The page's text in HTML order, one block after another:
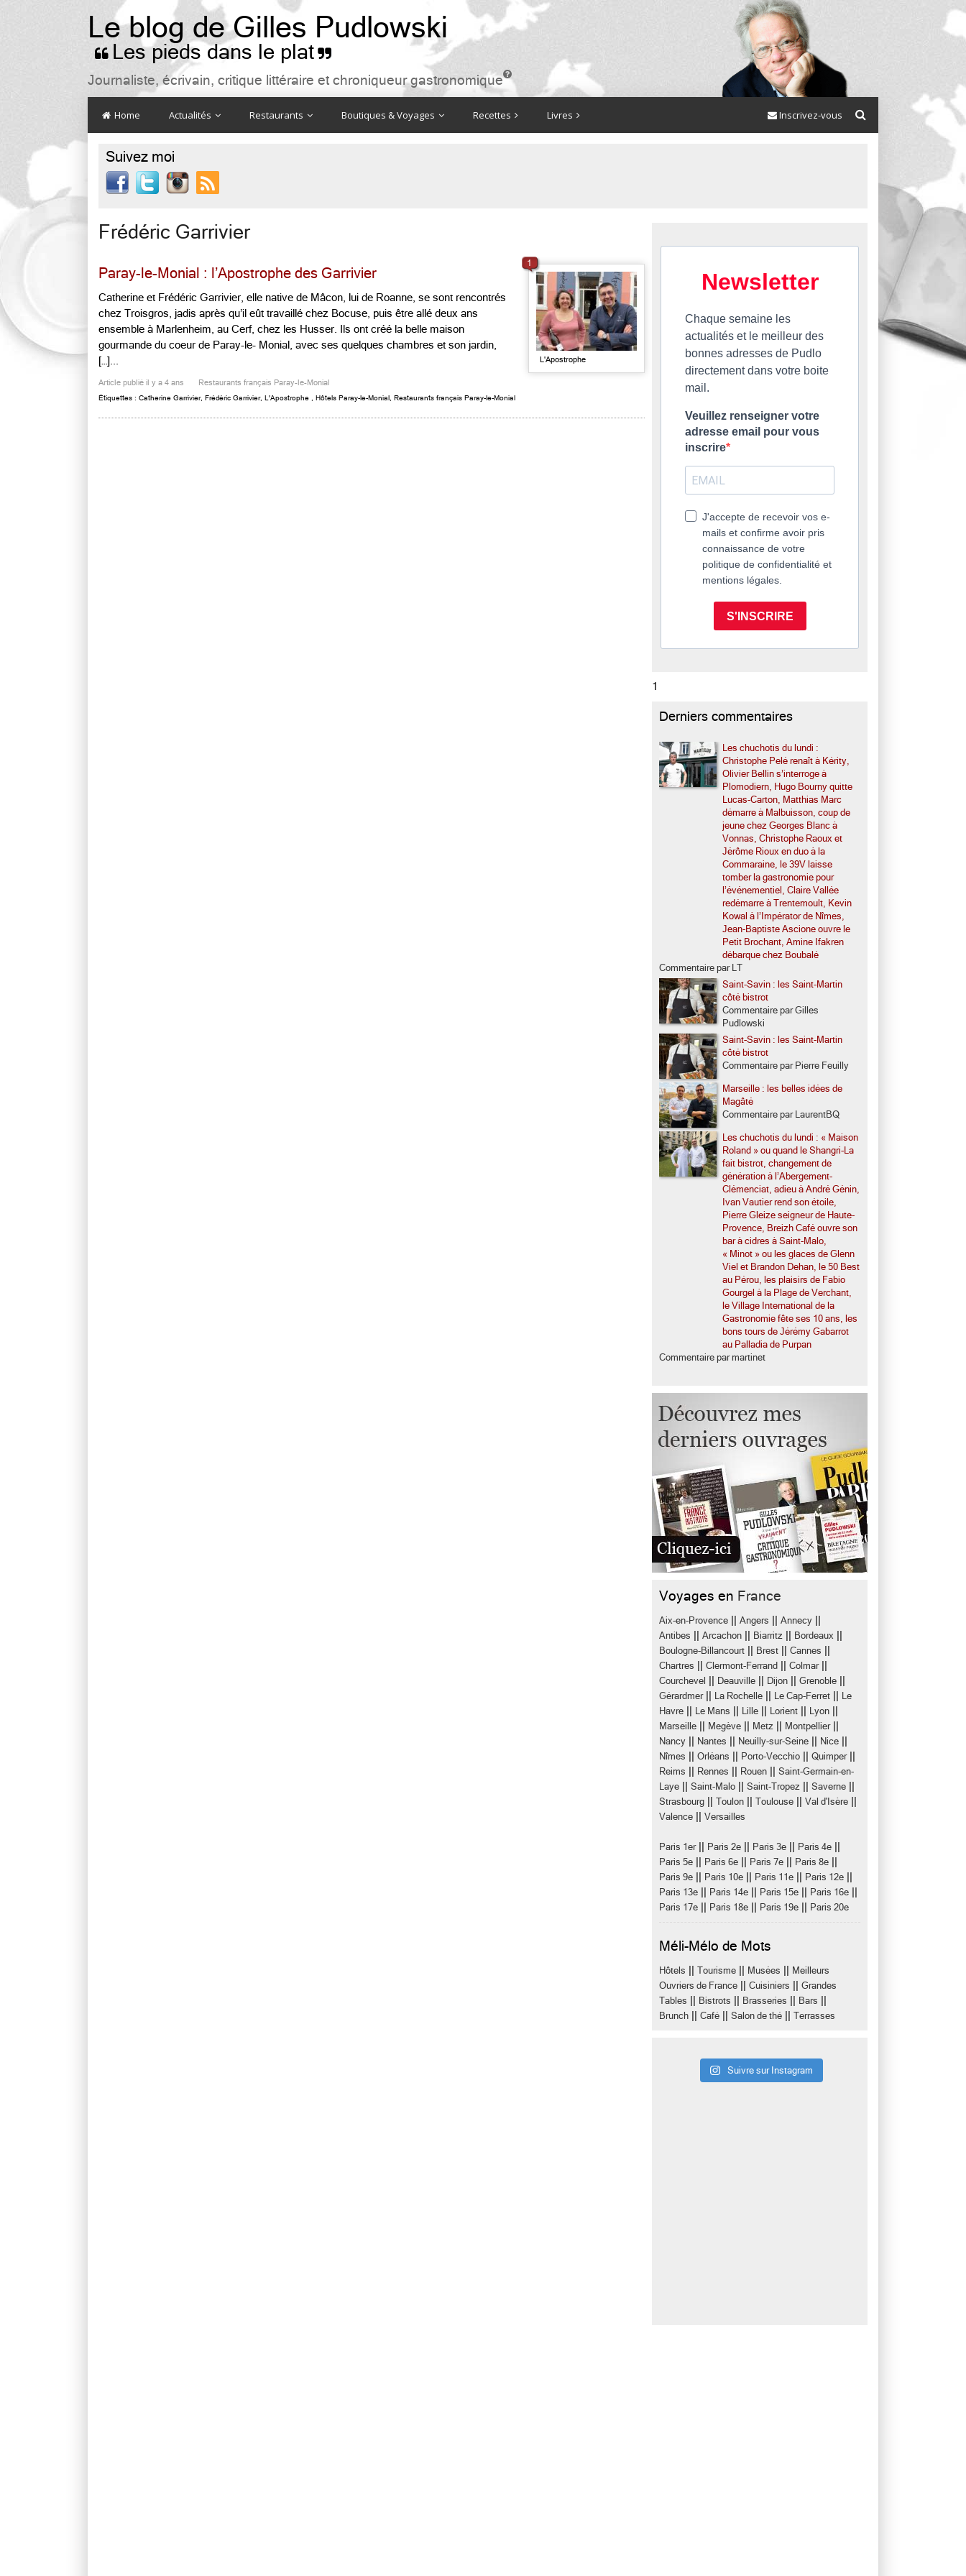
Le blog de Gilles Pudlowski
 Les pieds dans le plat 
Journaliste, écrivain, critique littéraire et chroniqueur gastronomique

Home Actualités Restaurants Boutiques & Voyages Recettes Livres Inscrivez-vous
Suivez moi

Frédéric Garrivier
Paray-le-Monial : l’Apostrophe des Garrivier
Catherine et Frédéric Garrivier, elle native de Mâcon, lui de Roanne, se sont rencontrés
chez Troisgros, jadis après qu’il eût travaillé chez Bocuse, puis être allé deux ans
ensemble à Marlenheim, au Cerf, chez les Husser. Ils ont créé la belle maison
gourmande du coeur de Paray-le- Monial, avec ses quelques chambres et son jardin,
[…]...
Article publié il y a 4 ans Restaurants français Paray-le-Monial
Étiquettes : Catherine Garrivier, Frédéric Garrivier, L'Apostrophe Hôtels Paray-le-Monial Restaurants français Paray-le-Monial
L'Apostrophe
1
Newsletter
Chaque semaine les
actualités et le meilleur des
bonnes adresses de Pudlo
directement dans votre boite
mail.
Veuillez renseigner votre
adresse email pour vous
inscrire
J'accepte de recevoir vos e-
mails et confirme avoir pris
connaissance de votre
politique de confidentialité et
mentions légales.
S'INSCRIRE
1
Derniers commentaires
Les chuchotis du lundi :
Christophe Pelé renaît à Kérity,
Olivier Bellin s’interroge à
Plomodiern, Hugo Bourny quitte
Lucas-Carton, Matthias Marc
démarre à Malbuisson, coup de
jeune chez Georges Blanc à
Vonnas, Christophe Raoux et
Jérôme Rioux en duo à la
Commaraine, le 39V laisse
tomber la gastronomie pour
l’événementiel, Claire Vallée
redémarre à Trentemoult, Kevin
Kowal à l’Impérator de Nîmes,
Jean-Baptiste Ascione ouvre le
Petit Brochant, Amine Ifakren
débarque chez Boubalé
Commentaire par LT
Saint-Savin : les Saint-Martin
côté bistrot
Commentaire par Gilles
Pudlowski
Saint-Savin : les Saint-Martin
côté bistrot
Commentaire par Pierre Feuilly
Marseille : les belles idées de
Magâté
Commentaire par LaurentBQ
Les chuchotis du lundi : « Maison
Roland » ou quand le Shangri-La
fait bistrot, changement de
génération à l’Abergement-
Clémenciat, adieu à André Génin,
Ivan Vautier rend son étoile,
Pierre Gleize seigneur de Haute-
Provence, Breizh Café ouvre son
bar à cidres à Saint-Malo,
« Minot » ou les glaces de Glenn
Viel et Brandon Dehan, le 50 Best
au Pérou, les plaisirs de Fabio
Gourgel à la Plage de Verchant,
le Village International de la
Gastronomie fête ses 10 ans, les
bons tours de Jérémy Gabarrot
au Palladia de Purpan
Commentaire par martinet
Voyages en France
Aix-en-Provence Angers Annecy
Antibes Arcachon Biarritz Bordeaux
Boulogne-Billancourt Brest Cannes
Chartres Clermont-Ferrand Colmar||
Courchevel Deauville Dijon Grenoble
Gérardmer|| La Rochelle Le Cap-Ferret
Le
Havre
Le Mans Lille Lorient Lyon
Marseille Megève Metz Montpellier||
Nancy Nantes Neuilly-sur-Seine Nice
Nîmes Orléans Porto-Vecchio Quimper||
Reims Rennes Rouen
Saint-Germain-en-
Laye
Saint-Malo Saint-Tropez Saverne
Strasbourg Toulon Toulouse Val d'Isère
Valence Versailles
Paris 1er|| Paris 2e Paris 3e Paris 4e
Paris 5e Paris 6e Paris 7e Paris 8e
Paris 9e Paris 10e Paris 11e Paris 12e
Paris 13e Paris 14e Paris 15e Paris 16e
Paris 17e Paris 18e Paris 19e Paris 20e
Méli-Mélo de Mots
Hôtels Tourisme Musées
Meilleurs
Ouvriers de France
Cuisiniers
Grandes
Tables
Bistrots Brasseries Bars
Brunch Café Salon de thé Terrasses
Suivre sur Instagram